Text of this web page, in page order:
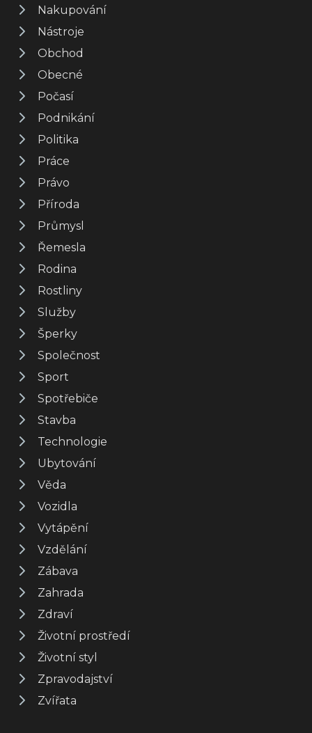
Nakupování
Nástroje
Obchod
Obecné
Počasí
Podnikání
Politika
Práce
Právo
Příroda
Průmysl
Řemesla
Rodina
Rostliny
Služby
Šperky
Společnost
Sport
Spotřebiče
Stavba
Technologie
Ubytování
Věda
Vozidla
Vytápění
Vzdělání
Zábava
Zahrada
Zdraví
Životní prostředí
Životní styl
Zpravodajství
Zvířata